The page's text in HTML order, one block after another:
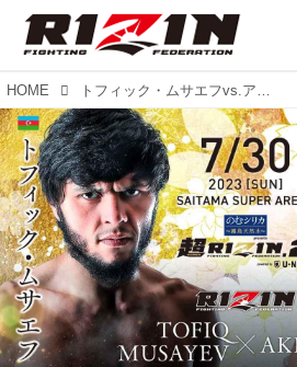
HOME トフィック・ムサエフvs.アキラの対戦が決定！のむシリカ presents 超RIZIN.2 powered by U-NEXT追加対戦カード